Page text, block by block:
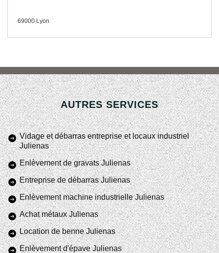
69000 Lyon
AUTRES SERVICES
Vidage et débarras entreprise et locaux industriel
Julienas
Enlèvement de gravats Julienas
Entreprise de débarras Julienas
Enlèvement machine industrielle Julienas
Achat métaux Julienas
Location de benne Julienas
Enlèvement d'épave Julienas